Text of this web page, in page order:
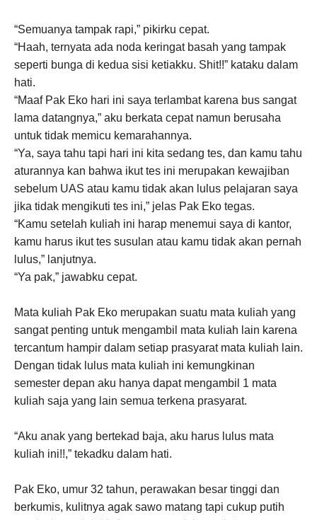
“Semuanya tampak rapi,” pikirku cepat.
“Haah, ternyata ada noda keringat basah yang tampak
seperti bunga di kedua sisi ketiakku. Shit!!” kataku dalam
hati.
“Maaf Pak Eko hari ini saya terlambat karena bus sangat
lama datangnya,” aku berkata cepat namun berusaha
untuk tidak memicu kemarahannya.
“Ya, saya tahu tapi hari ini kita sedang tes, dan kamu tahu
aturannya kan bahwa ikut tes ini merupakan kewajiban
sebelum UAS atau kamu tidak akan lulus pelajaran saya
jika tidak mengikuti tes ini,” jelas Pak Eko tegas.
“Kamu setelah kuliah ini harap menemui saya di kantor,
kamu harus ikut tes susulan atau kamu tidak akan pernah
lulus,” lanjutnya.
“Ya pak,” jawabku cepat.
Mata kuliah Pak Eko merupakan suatu mata kuliah yang
sangat penting untuk mengambil mata kuliah lain karena
tercantum hampir dalam setiap prasyarat mata kuliah lain.
Dengan tidak lulus mata kuliah ini kemungkinan
semester depan aku hanya dapat mengambil 1 mata
kuliah saja yang lain semua terkena prasyarat.
“Aku anak yang bertekad baja, aku harus lulus mata
kuliah ini!!,” tekadku dalam hati.
Pak Eko, umur 32 tahun, perawakan besar tinggi dan
berkumis, kulitnya agak sawo matang tapi cukup putih